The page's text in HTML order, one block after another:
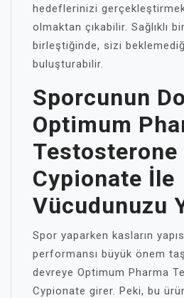
hedeflerinizi
olmaktan çıkabilir. Sağlıklı
birleştiğinde, sizi
buluşturabilir.
Sporcunun
Optimum
Testosterone
Cypionate İle
Vücudunuzu
Spor yaparken kasların
performansı büyük önem
devreye Optimum Pharma
Cypionate girer. Peki, bu